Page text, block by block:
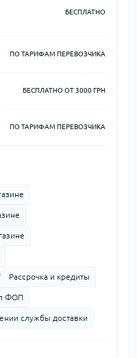
БЕСПЛАТНО
ПО ТАРИФАМ ПЕРЕВОЗЧИКА
БЕСПЛАТНО ОТ 3000 ГРН
ПО ТАРИФАМ ПЕРЕВОЗЧИКА
Рассрочка и кредиты
ФОП
службы доставки